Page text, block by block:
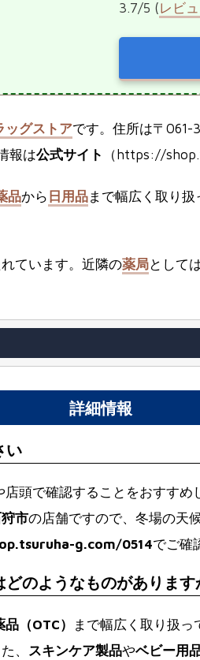
3.7/5 (レビ
ッグストアです。住所は〒061-
報は公式サイト （https://
品から 日用品まで幅広く取り
ています。近隣の薬局として
詳細情報
い
頭で確認することをおすす
市の店舗ですので、冬場の天
g.com/0514でご確
のようなものがあります
（OTC） まで幅広く取り扱っ
、 スキンケア製品やベビー用